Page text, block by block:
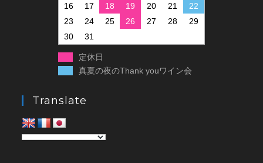
16
17 18 19 20 21
22
23
24 25 26 27 28
29
30
31
定休日
真夏の夜のThank youワイン会
Translate